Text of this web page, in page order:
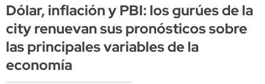
Dólar, inflación y PBI: los gurúes de la
city renuevan sus pronósticos sobre
las principales variables de la
economía